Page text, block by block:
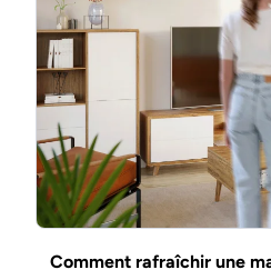
Comment rafraîchir une